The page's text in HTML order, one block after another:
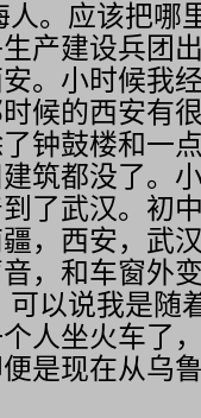
人。应该把哪
产建设兵团
。小时候我
候的西安有
钟鼓楼和一
筑都没了。
了武汉。初
，西安，武
，和车窗外
可以说我是随
人坐火车了
是现在从乌